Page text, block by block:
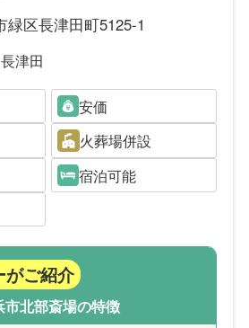
緑区長津田町5125-1
津田
安価
火葬場併設
宿泊可能
がご紹介
市北部斎場の特徴